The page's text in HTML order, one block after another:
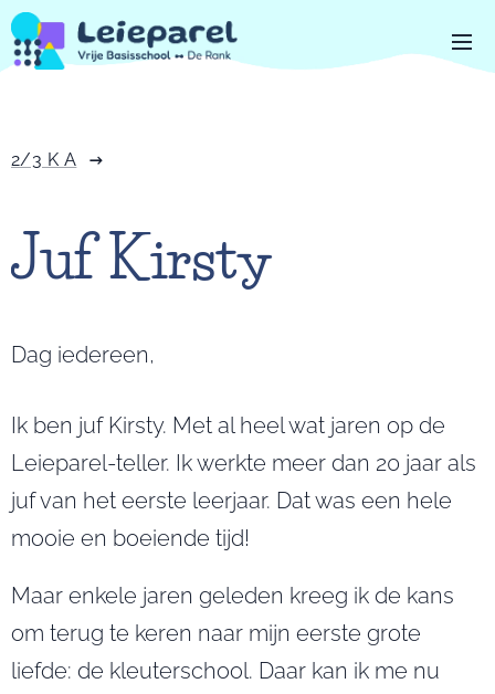
2/3 K A
Juf Kirsty
Dag iedereen,
Ik ben juf Kirsty. Met al heel wat jaren op de
Leieparel-teller. Ik werkte meer dan 20 jaar als
juf van het eerste leerjaar. Dat was een hele
mooie en boeiende tijd!
Maar enkele jaren geleden kreeg ik de kans
om terug te keren naar mijn eerste grote
liefde: de kleuterschool. Daar kan ik me nu